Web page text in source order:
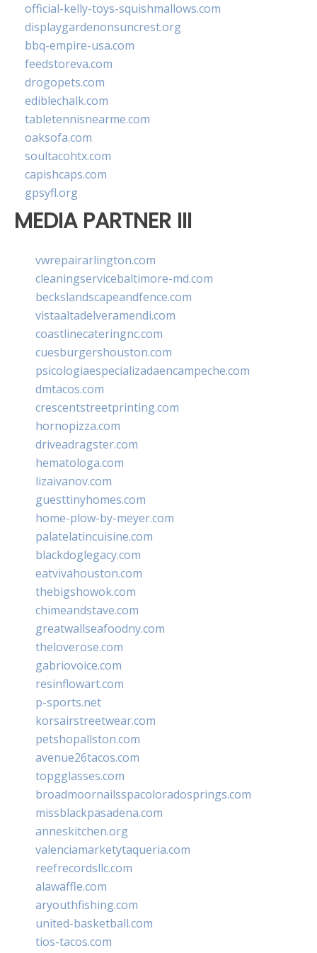
official-kelly-toys-squishmallows.com
displaygardenonsuncrest.org
bbq-empire-usa.com
feedstoreva.com
drogopets.com
ediblechalk.com
tabletennisnearme.com
oaksofa.com
soultacohtx.com
capishcaps.com
gpsyfl.org
MEDIA PARTNER III
vwrepairarlington.com
cleaningservicebaltimore-md.com
beckslandscapeandfence.com
vistaaltadelveramendi.com
coastlinecateringnc.com
cuesburgershouston.com
psicologiaespecializadaencampeche.com
dmtacos.com
crescentstreetprinting.com
hornopizza.com
driveadragster.com
hematologa.com
lizaivanov.com
guesttinyhomes.com
home-plow-by-meyer.com
palatelatincuisine.com
blackdoglegacy.com
eatvivahouston.com
thebigshowok.com
chimeandstave.com
greatwallseafoodny.com
theloverose.com
gabriovoice.com
resinflowart.com
p-sports.net
korsairstreetwear.com
petshopallston.com
avenue26tacos.com
topgglasses.com
broadmoornailsspacoloradosprings.com
missblackpasadena.com
anneskitchen.org
valenciamarketytaqueria.com
reefrecordsllc.com
alawaffle.com
aryouthfishing.com
united-basketball.com
tios-tacos.com